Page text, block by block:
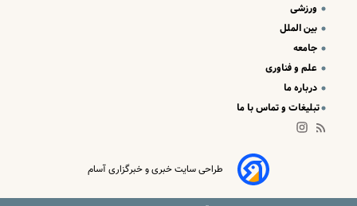
ورزشی
بین الملل
جامعه
علم و فناوری
درباره ما
تبلیغات و تماس با ما
طراحی سایت خبری و خبرگزاری آسام